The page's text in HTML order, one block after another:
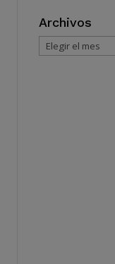
Archivos
Archivos